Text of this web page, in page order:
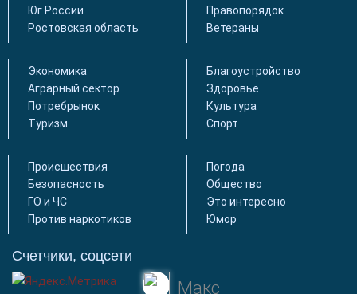
Юг России
Ростовская область
Правопорядок
Ветераны
Экономика
Аграрный сектор
Потребрынок
Туризм
Благоустройство
Здоровье
Культура
Спорт
Происшествия
Безопасность
ГО и ЧС
Против наркотиков
Погода
Общество
Это интересно
Юмор
Счетчики, соцсети
Макс